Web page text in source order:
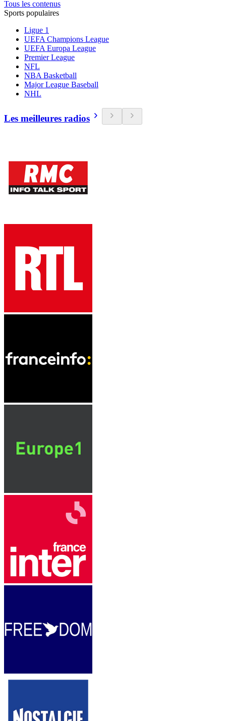
Tous les contenus
Sports populaires
Ligue 1
UEFA Champions League
UEFA Europa League
Premier League
NFL
NBA Basketball
Major League Baseball
NHL
Les meilleures radios